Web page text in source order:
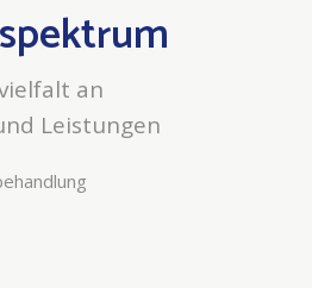
an
Leistungen